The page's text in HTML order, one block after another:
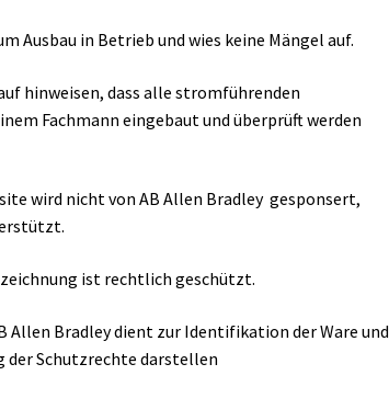
Ausbau in Betrieb und wies keine Mängel auf.
hinweisen, dass alle stromführenden
Fachmann eingebaut und überprüft werden
wird nicht von AB Allen Bradley gesponsert,
ist rechtlich geschützt.
Allen Bradley dient zur Identifikation der Ware und
der Schutzrechte darstellen